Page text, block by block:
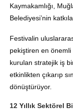
Kaymakamlığı,
Belediyesi’nin
Festivalin
pekiştiren en önemli
kurulan stratejik iş
etkinlikten çıkarıp
dönüştürüyor.
12 Yıllık Sektörel